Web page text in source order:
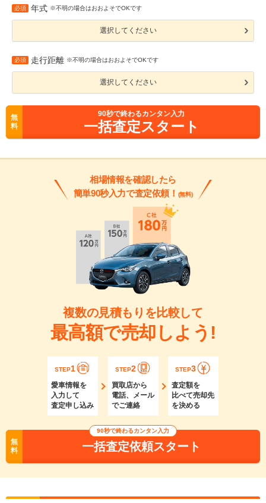
必須 年式 ※不明の場合はおおよそでOKです
選択してください
必須 走行距離 ※不明の場合はおおよそでOKです
選択してください
無
料
90秒で終わるカンタン入力
一括査定スタート
相場情報を確認したら
簡単90秒入力で査定依頼！ (無料)
複数の見積もりを比較して
最高額で売却しよう!
STEP1
愛車情報を
入力して
査定申し込み
STEP2
買取店から
電話、メール
でご連絡
STEP3
査定額を
比べて売却先
を決める
無
料
90秒で終わるカンタン入力
一括査定依頼スタート